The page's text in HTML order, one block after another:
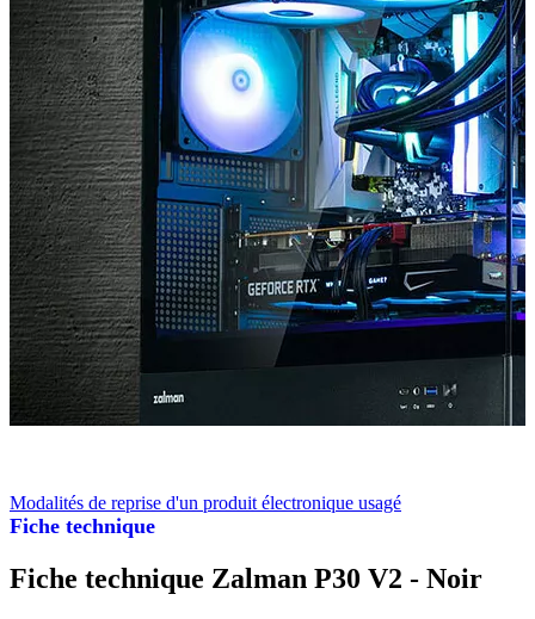
Fiche technique
Modalités de reprise d'un produit électronique usagé
Fiche technique Zalman P30 V2 - Noir